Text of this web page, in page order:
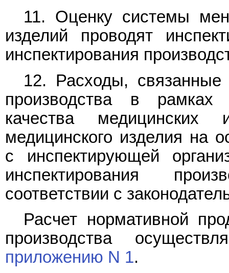
11. Оценку системы
изделий проводят
инспектирования
12. Расходы, связанные
производства в
качества медицинских
медицинского изделия на
с инспектирующей
инспектирования
соответствии с
Расчет нормативной
производства
приложению N 1.